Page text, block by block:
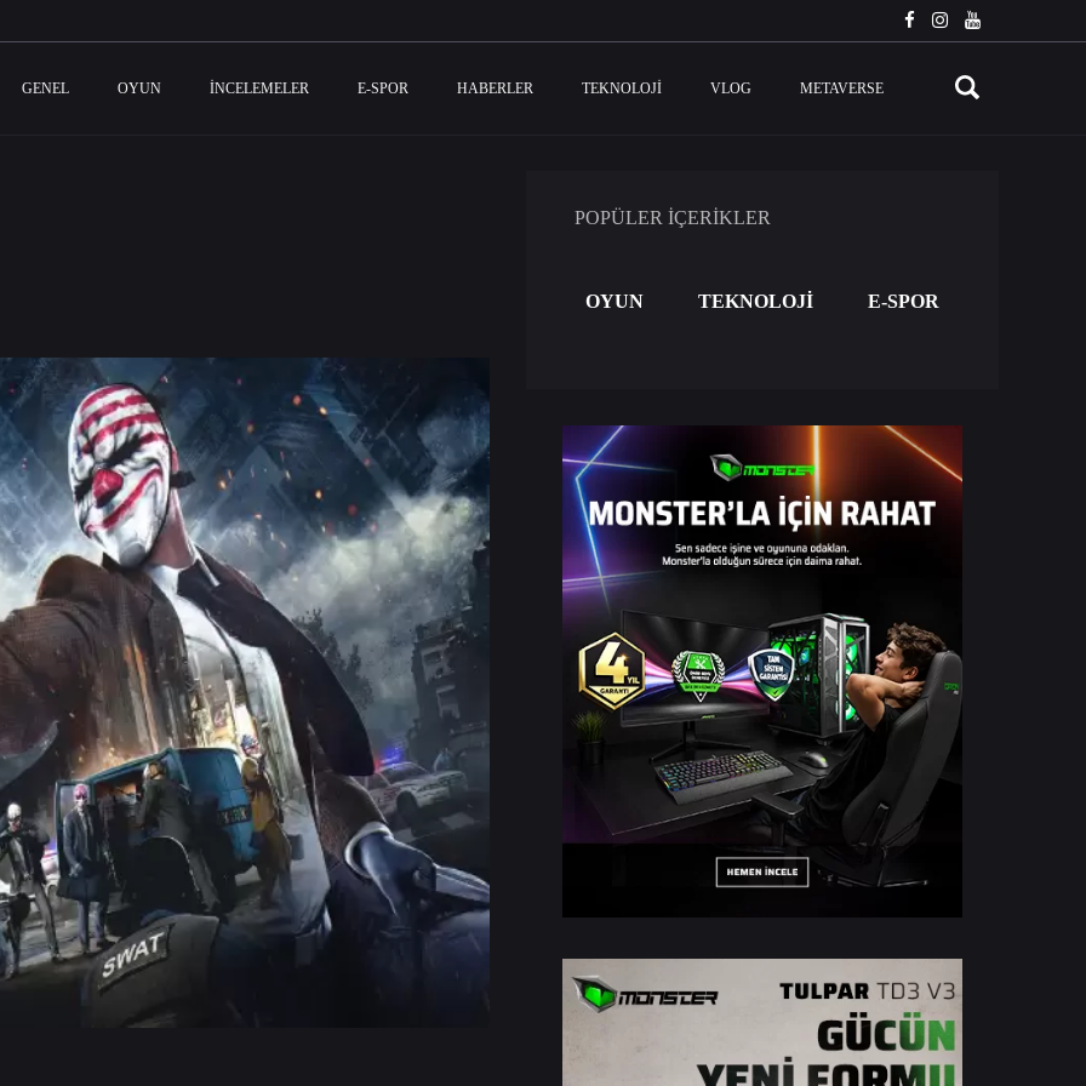
GENEL OYUN İNCELEMELER E-SPOR HABERLER TEKNOLOJI VLOG METAVERSE
POPÜLER İÇERİKLER
OYUN TEKNOLOJİ E-SPOR